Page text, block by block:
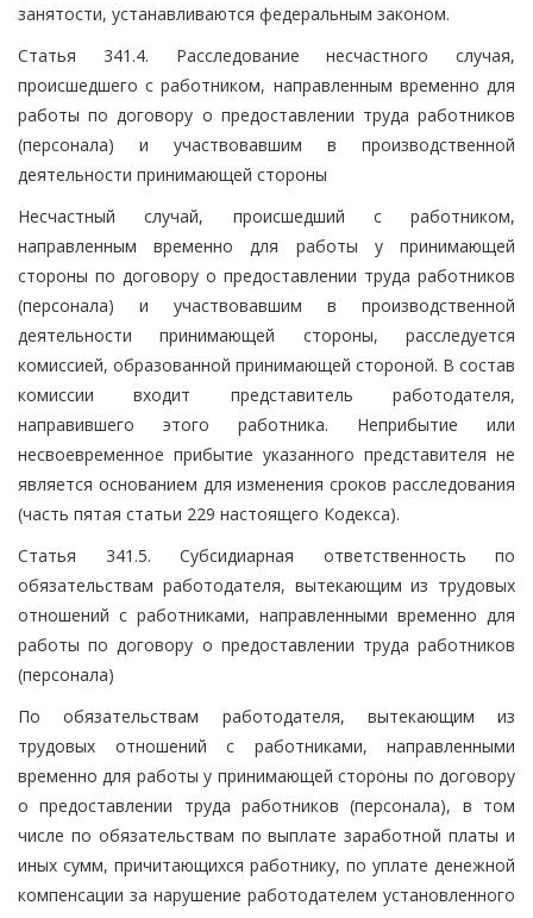
занятости, устанавливаются федеральным законом.
Статья 341.4. Расследование несчастного случая,
происшедшего с работником, направленным временно для
работы по договору о предоставлении труда работников
(персонала) и участвовавшим в производственной
деятельности принимающей стороны
Несчастный случай, происшедший с работником,
направленным временно для работы у принимающей
стороны по договору о предоставлении труда работников
(персонала) и участвовавшим в производственной
деятельности принимающей стороны, расследуется
комиссией, образованной принимающей стороной. В состав
комиссии входит представитель работодателя,
направившего этого работника. Неприбытие или
несвоевременное прибытие указанного представителя не
является основанием для изменения сроков расследования
(часть пятая статьи 229 настоящего Кодекса).
Статья 341.5. Субсидиарная ответственность по
обязательствам работодателя, вытекающим из трудовых
отношений с работниками, направленными временно для
работы по договору о предоставлении труда работников
(персонала)
По обязательствам работодателя, вытекающим из
трудовых отношений с работниками, направленными
временно для работы у принимающей стороны по договору
о предоставлении труда работников (персонала), в том
числе по обязательствам по выплате заработной платы и
иных сумм, причитающихся работнику, по уплате денежной
компенсации за нарушение работодателем установленного